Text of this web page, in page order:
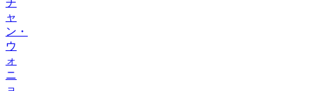
ン・
ウ
ォ
ニ
ョ
ン